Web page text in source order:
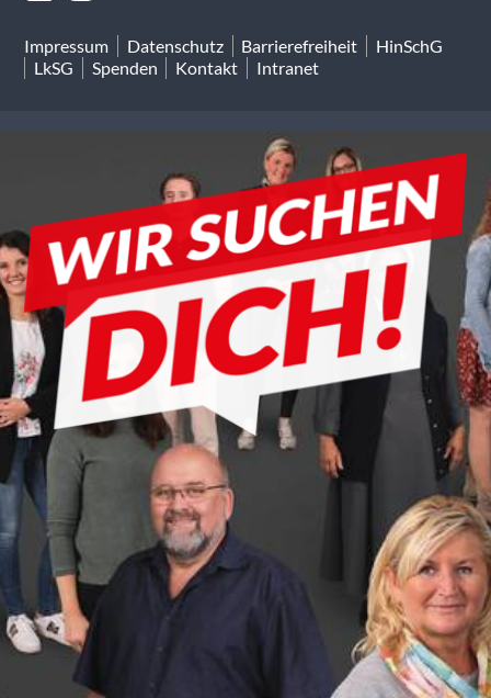
Impressum Datenschutz Barrierefreiheit
HinSchG
LkSG
Spenden Kontakt Intranet